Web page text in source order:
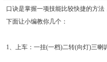
口诀是掌握一项技能比较快捷的方法
下面让小编教你几个：
1、上车：一挂(一档)二转(向灯)三喇